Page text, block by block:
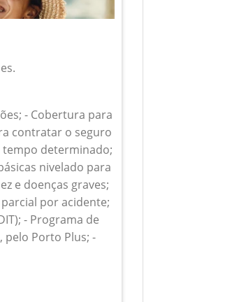
- Cobertura para
contratar o seguro
determinado;
nivelado para
e doenças graves;
por acidente;
- Programa de
pelo Porto Plus; -